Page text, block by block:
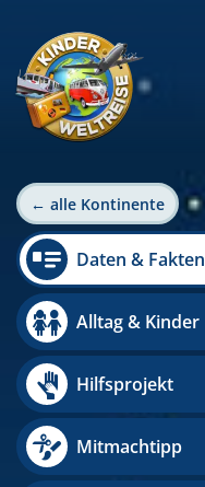
← alle Kontinente
Daten & Fakten
Alltag & Kinder
Hilfsprojekt
Mitmachtipp